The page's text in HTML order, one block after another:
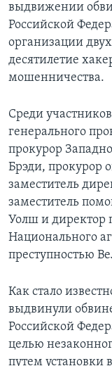
выдвижении
Российской
организации
десятилетие
мошенничества.
Среди
генерального
прокурор
Брэди, прокурор
заместитель
заместитель
Уолш и директор
Национального
преступностью
Как стало
выдвинули
Российской
целью
путем установки